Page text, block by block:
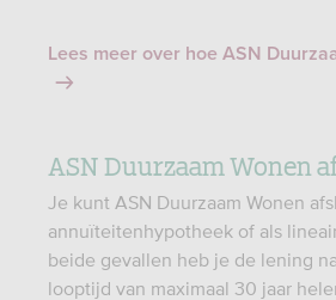
Lees meer over hoe ASN
ASN Duurzaam Wonen
Je kunt ASN Duurzaam Wonen
annuïteitenhypotheek of als
beide gevallen heb je de lening
looptijd van maximaal 30 jaar